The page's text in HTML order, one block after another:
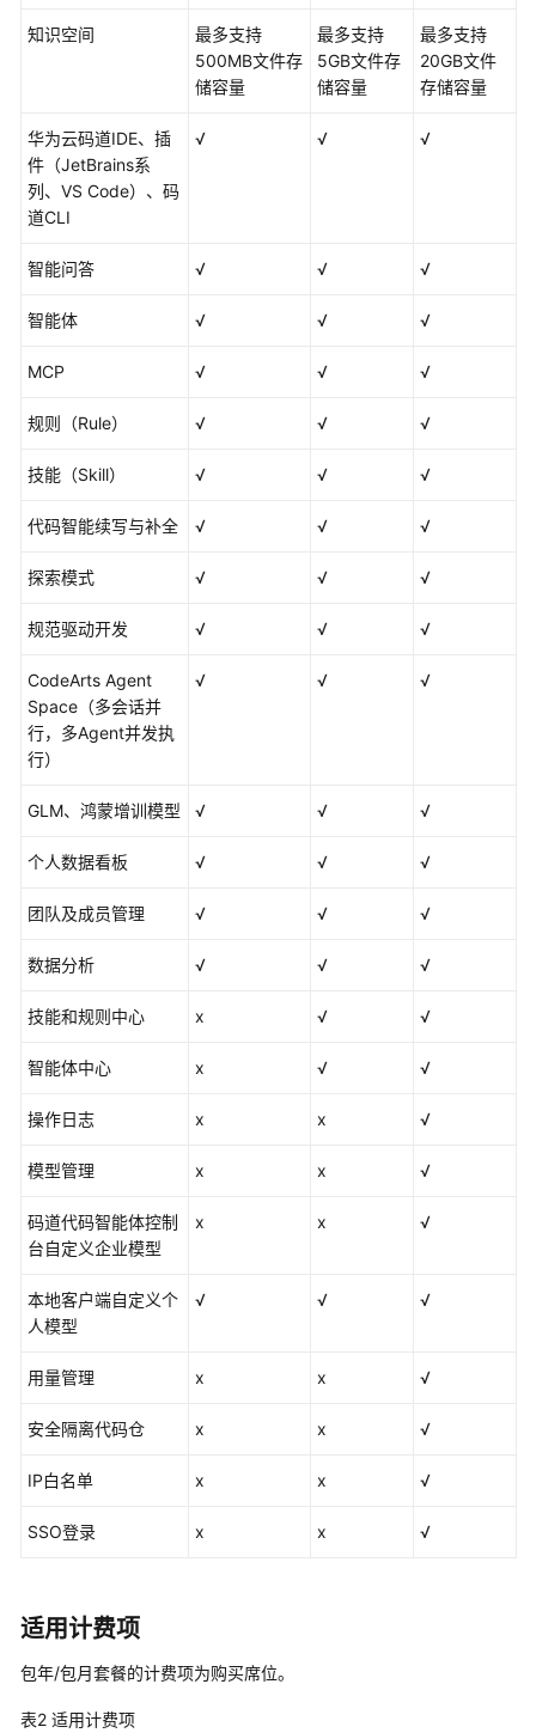
费
欠
费
明
停
费
速
门
用
户
指
南
用
指
（控
台）
用
指
（Space）
用
户
南
（码
CLI）
用
指
（插
最
实
知识空间
最多支持
500MB文件存
储容量
最多支持
5GB文件存
储容量
最多支持
20GB文件
存储容量
华为云码道IDE、插
件（JetBrains系
列、VS Code）、码
道CLI
√ √ √
智能问答 √ √ √
智能体 √ √ √
MCP √ √ √
规则（Rule） √ √ √
技能（Skill） √ √ √
代码智能续写与补全 √ √ √
探索模式 √ √ √
规范驱动开发 √ √ √
CodeArts Agent
Space（多会话并
行，多Agent并发执
行）
√ √ √
GLM、鸿蒙增训模型 √ √ √
个人数据看板 √ √ √
团队及成员管理 √ √ √
数据分析 √ √ √
技能和规则中心 x √ √
智能体中心 x √ √
操作日志 x x √
模型管理 x x √
码道代码智能体控制
台自定义企业模型
x x √
本地客户端自定义个
人模型
√ √ √
用量管理 x x √
安全隔离代码仓 x x √
IP白名单 x x √
SSO登录 x x √
适用计费项
包年/包月套餐的计费项为购买席位。
表2 适用计费项